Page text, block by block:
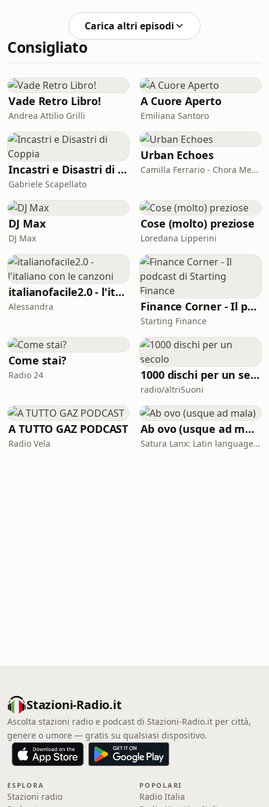
ancora senza vittoria nonostante dive
il Blockhaus a fare da spartiacque, la
cronometro pianeggiante di 42 km
che può fare male a Pellizzari, lo
sconfinamento svizzero e la chiusura
Carapaz e Almeida, la startlist sembra
più povera, ma è proprio lì che si an
Carica altri episodi
Consigliato
Vade Retro Libro!
Andrea Attilio Grilli
A Cuore Aperto
Emiliana Santoro
Incastri e Disastri di Coppia
Gabriele Scapellato
Urban Echoes
Camilla Ferrario - Chora Media
DJ Max
DJ Max
Cose (molto) preziose
Loredana Lipperini
italianofacile2.0 - l'italiano con le canzoni
Alessandra Finance Corner - Il podcast di Starting Finance
Starting Finance
Come stai?
Radio 24 1000 dischi per un secolo
radio/altriSuoni
A TUTTO GAZ PODCAST
Radio Vela
Ab ovo (usque ad mala)
Satura Lanx: Latin language and literature for beginners.
Stazioni-Radio.it
Ascolta stazioni radio e podcast di Stazioni-Radio.it per città,
genere o umore — gratis su qualsiasi dispositivo.
ESPLORA
Stazioni radio
POPOLARI
Radio Italia